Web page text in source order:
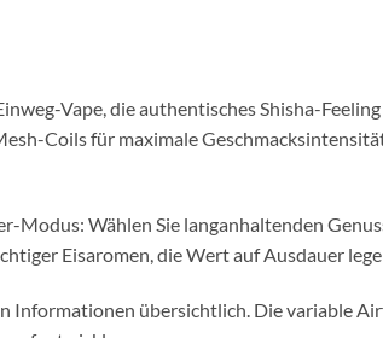
Vape, die authentisches Shisha-
Coils für maximale
Modus: Wählen Sie langanhaltenden
Eisaromen, die Wert auf Ausdauer
übersichtlich. Die variable